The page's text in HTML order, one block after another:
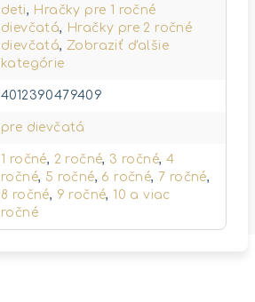
deti, Hračky pre 1 ročné
dievčatá, Hračky pre 2 ročné
dievčatá, Zobraziť ďalšie
kategórie
4012390479409
pre dievčatá
1 ročné, 2 ročné, 3 ročné, 4
ročné, 5 ročné, 6 ročné,7 ročné,
8 ročné, 9 ročné,10 a viac
ročné